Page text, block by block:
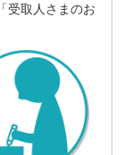
受取人さまのお